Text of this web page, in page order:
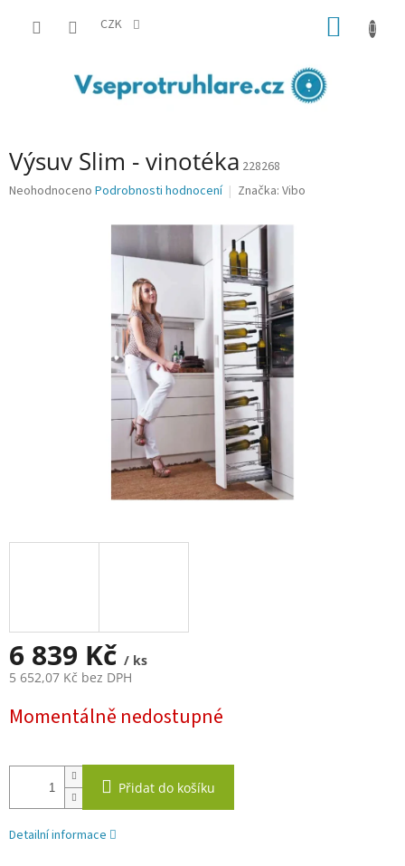
CZK
Výsuv Slim - vinotéka 228268
Průměrné
Neohodnoceno Podrobnosti hodnocení Značka: Vibo
6 839 Kč / ks
5 652,07 Kč bez DPH
cena:
Momentálně nedostupné
Přidat do košíku
Detailní informace